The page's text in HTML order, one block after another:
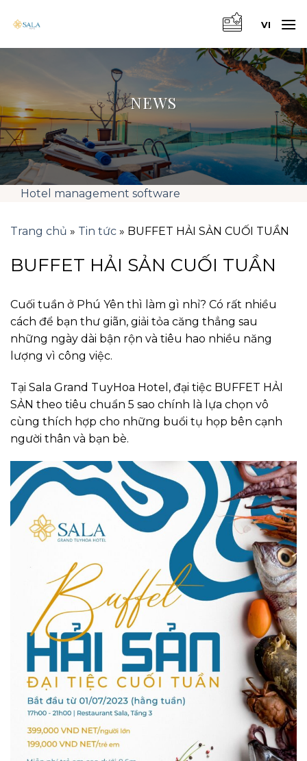
VI
NEWS
Hotel management software
Trang chủ » Tin tức » BUFFET HẢI SẢN CUỐI TUẦN
BUFFET HẢI SẢN CUỐI TUẦN
Cuối tuần ở Phú Yên thì làm gì nhỉ? Có rất nhiều
cách để bạn thư giãn, giải tỏa căng thẳng sau
những ngày dài bận rộn và tiêu hao nhiều năng
lượng vì công việc.
Tại Sala Grand TuyHoa Hotel, đại tiệc BUFFET HẢI
SẢN theo tiêu chuẩn 5 sao chính là lựa chọn vô
cùng thích hợp cho những buổi tụ họp bên cạnh
người thân và bạn bè.